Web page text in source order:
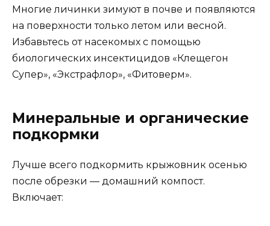
Многие личинки зимуют в почве и появляются
на поверхности только летом или весной.
Избавьтесь от насекомых с помощью
биологических инсектицидов «Клещегон
Супер», «Экстрафлор», «Фитоверм».
Минеральные и органические
подкормки
Лучше всего подкормить крыжовник осенью
после обрезки — домашний компост.
Включает: